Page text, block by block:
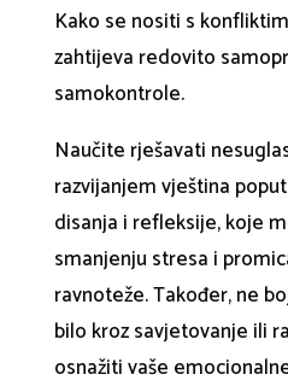
Kako se nositi s
zahtijeva redovito
samokontrole.
Naučite rješavati
razvijanjem vještina
disanja i refleksije, koje
smanjenju stresa i
ravnoteže. Također, ne
bilo kroz savjetovanje ili
osnažiti vaše